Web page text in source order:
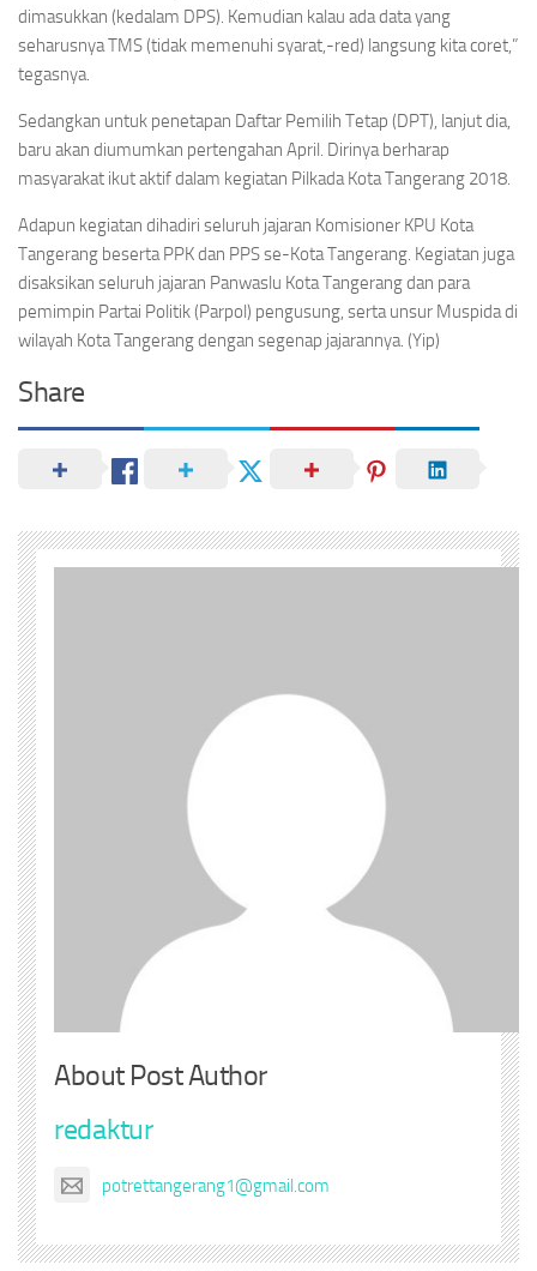
dimasukkan (kedalam DPS). Kemudian kalau ada data yang
seharusnya TMS (tidak memenuhi syarat,-red) langsung kita coret,”
tegasnya.
Sedangkan untuk penetapan Daftar Pemilih Tetap (DPT), lanjut dia,
baru akan diumumkan pertengahan April. Dirinya berharap
masyarakat ikut aktif dalam kegiatan Pilkada Kota Tangerang 2018.
Adapun kegiatan dihadiri seluruh jajaran Komisioner KPU Kota
Tangerang beserta PPK dan PPS se-Kota Tangerang. Kegiatan juga
disaksikan seluruh jajaran Panwaslu Kota Tangerang dan para
pemimpin Partai Politik (Parpol) pengusung, serta unsur Muspida di
wilayah Kota Tangerang dengan segenap jajarannya. (Yip)
Share
About Post Author
redaktur
potrettangerang1@gmail.com